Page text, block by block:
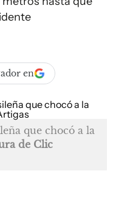
en
que chocó a la
de Clic